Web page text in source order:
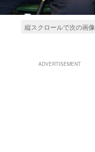
縦スクロールで次の画像
ADVERTISEMENT